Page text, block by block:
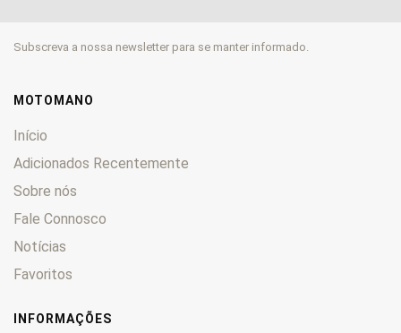
FLSTCI 0
FLSTFI
FLSTS
FLT 0
FLTC
FX 0
FXB
FXCE
FXDWG 0
Subscreva a nossa newsletter para se manter informado.
MOTOMANO
Início
Adicionados Recentemente
Sobre nós
Fale Connosco
Notícias
Favoritos
INFORMAÇÕES